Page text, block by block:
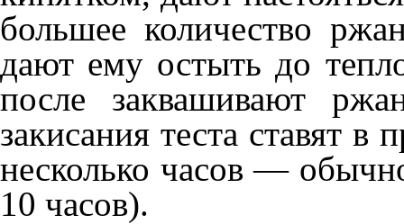
большее количество
дают ему остыть до
после заквашивают
закисания теста ставят
несколько часов —
10 часов).